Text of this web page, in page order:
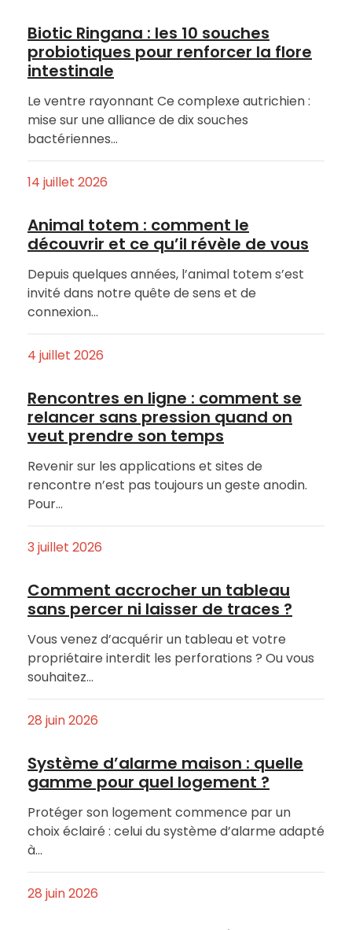
Biotic Ringana : les 10 souches
probiotiques pour renforcer la flore
intestinale
Le ventre rayonnant Ce complexe autrichien :
mise sur une alliance de dix souches
bactériennes…
14 juillet 2026
Animal totem : comment le
découvrir et ce qu’il révèle de vous
Depuis quelques années, l’animal totem s’est
invité dans notre quête de sens et de
connexion…
4 juillet 2026
Rencontres en ligne : comment se
relancer sans pression quand on
veut prendre son temps
Revenir sur les applications et sites de
rencontre n’est pas toujours un geste anodin.
Pour…
3 juillet 2026
Comment accrocher un tableau
sans percer ni laisser de traces ?
Vous venez d’acquérir un tableau et votre
propriétaire interdit les perforations ? Ou vous
souhaitez…
28 juin 2026
Système d’alarme maison : quelle
gamme pour quel logement ?
Protéger son logement commence par un
choix éclairé : celui du système d’alarme adapté
à…
28 juin 2026